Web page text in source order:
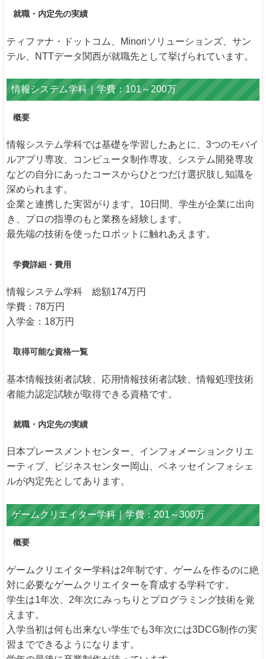
就職・内定先の実績
ティファナ・ドットコム、Minoriソリューションズ、サン
テル、NTTデータ関西が就職先として挙げられています。
情報システム学科｜学費：101～200万
概要
情報システム学科では基礎を学習したあとに、3つのモバイ
ルアプリ専攻、コンピュータ制作専攻、システム開発専攻
などの自分にあったコースからひとつだけ選択肢し知識を
深められます。
企業と連携した実習がります。10日間、学生が企業に出向
き、プロの指導のもと業務を経験します。
最先端の技術を使ったロボットに触れあえます。
学費詳細・費用
情報システム学科 総額174万円
学費：78万円
入学金：18万円
取得可能な資格一覧
基本情報技術者試験、応用情報技術者試験、情報処理技術
者能力認定試験が取得できる資格です。
就職・内定先の実績
日本プレースメントセンター、インフォメーションクリエ
ーティブ、ビジネスセンター岡山、ベネッセインフォシェ
ルが内定先としてあります。
ゲームクリエイター学科｜学費：201～300万
概要
ゲームクリエイター学科は2年制です。ゲームを作るのに絶
対に必要なゲームクリエイターを育成する学科です。
学生は1年次、2年次にみっちりとプログラミング技術を覚
えます。
入学当初は何も出来ない学生でも3年次には3DCG制作の実
習までできるようになります。